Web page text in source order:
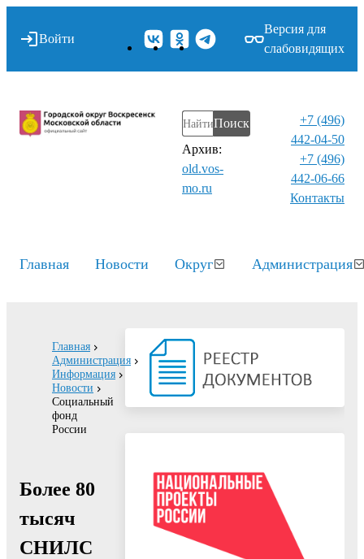
Войти
Версия для
слабовидящих
Поиск
Архив:
old.vos-
mo.ru
+7 (496)
442-04-50
+7 (496)
442-06-66
Контакты⁠
Главная Новости Округ Администрация
Главная
Администрация
Информация
Новости
Социальный
фонд
России
Более 80
тысяч
СНИЛС